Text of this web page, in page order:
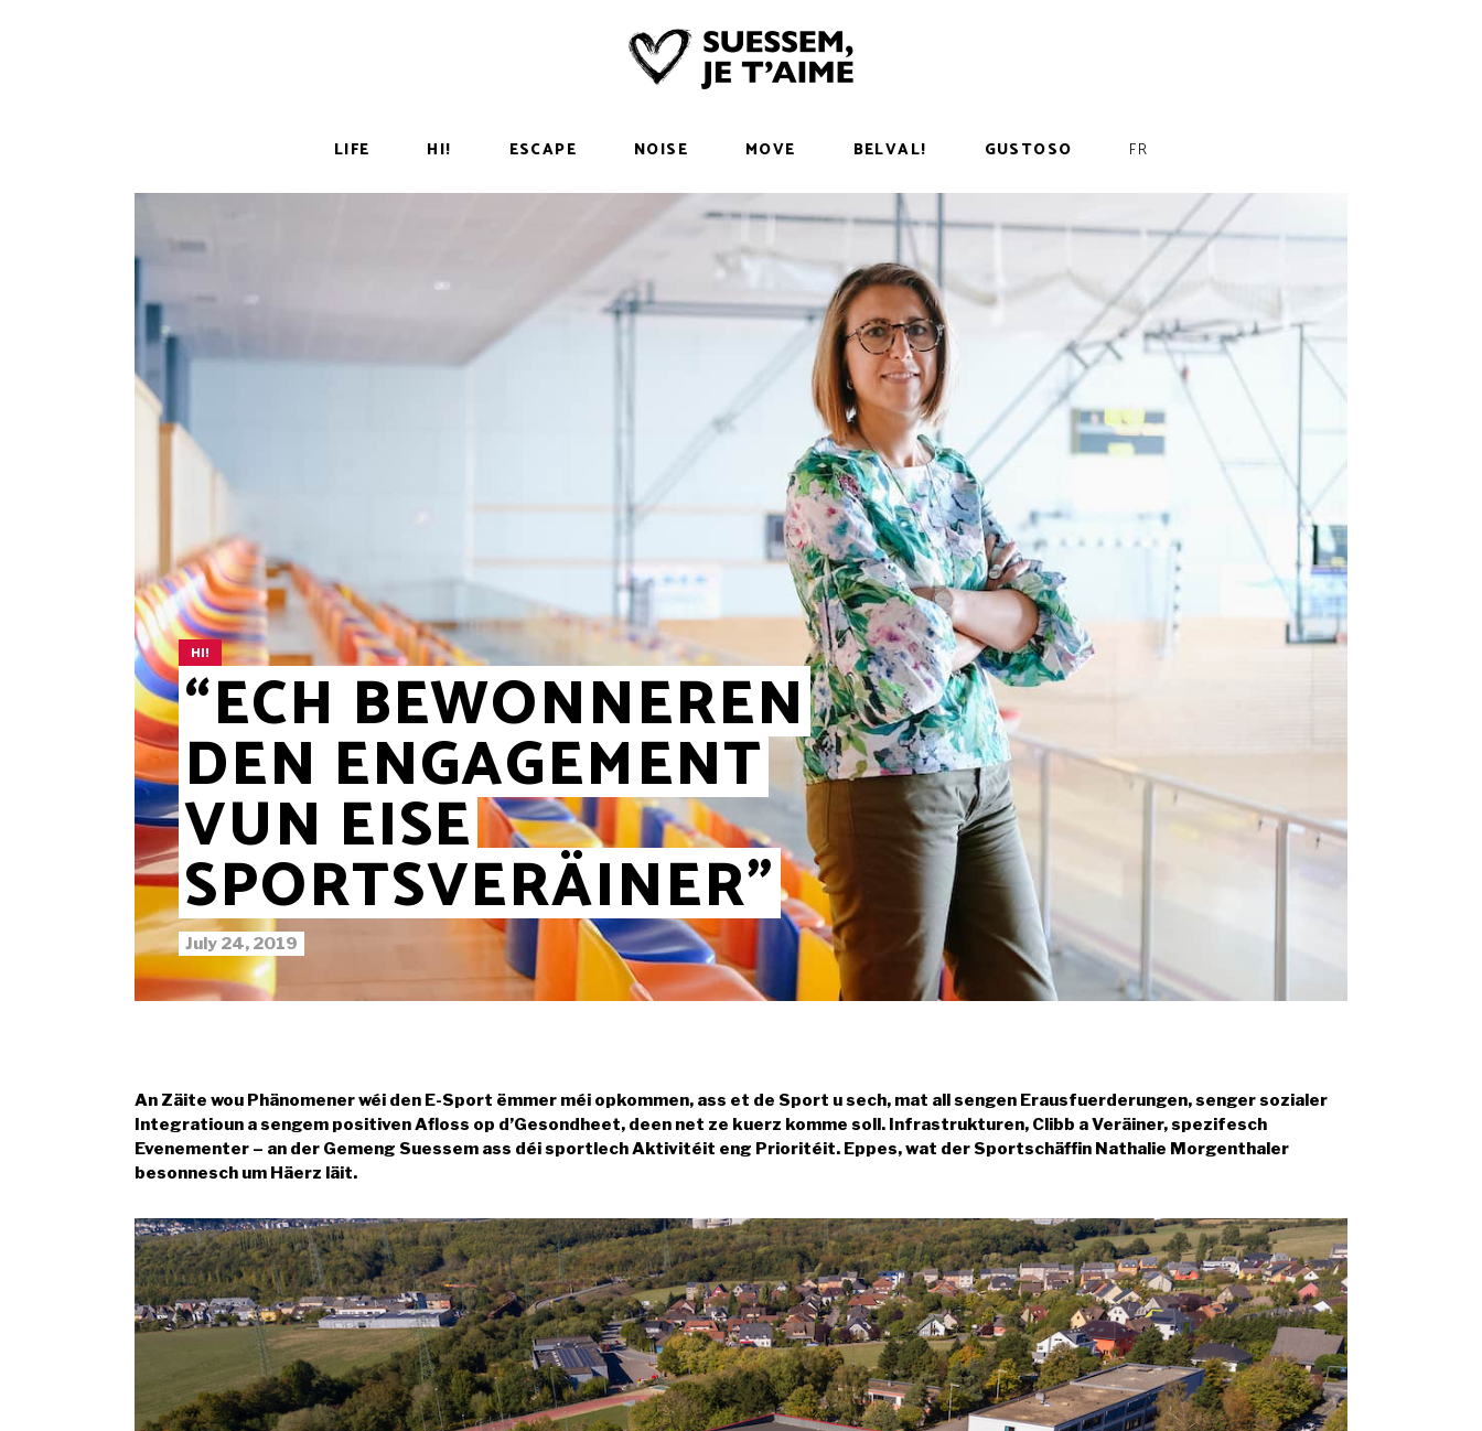
LIFE HI! ESCAPE NOISE MOVE BELVAL! GUSTOSO FR
HI!
“ECH BEWONNEREN
DEN ENGAGEMENT
VUN EISE
SPORTSVERÄINER”
July 24, 2019
An Zäite wou Phänomener wéi den E-Sport ëmmer méi opkommen, ass et de Sport u sech, mat all sengen Erausfuerderungen, senger sozialer
Integratioun a sengem positiven Afloss op d’Gesondheet, deen net ze kuerz komme soll. Infrastrukturen, Clibb a Veräiner, spezifesch
Evenementer – an der Gemeng Suessem ass déi sportlech Aktivitéit eng Prioritéit. Eppes, wat der Sportschäffin Nathalie Morgenthaler
besonnesch um Häerz läit.